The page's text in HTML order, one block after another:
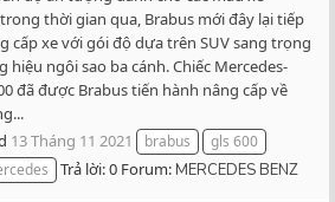
thời gian qua, Brabus mới đây lại tiếp
cấp xe với gói độ dựa trên SUV sang trọng
hiệu ngôi sao ba cánh. Chiếc Mercedes-
đã được Brabus tiến hành nâng cấp về
13 Tháng 11 2021 brabus
gls 600
Trả lời: 0 Forum:MERCEDES BENZ